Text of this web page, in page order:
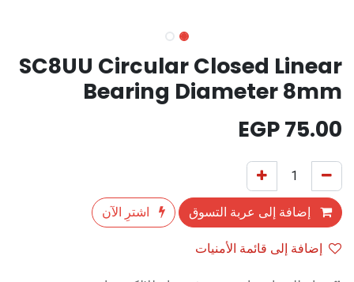
SC8UU Circular Closed Linear
Bearing Diameter 8mm
75.00
إضافة إلى عربة التسوق
اشترِ الآن
إضافة إلى قائمة الأمنيات